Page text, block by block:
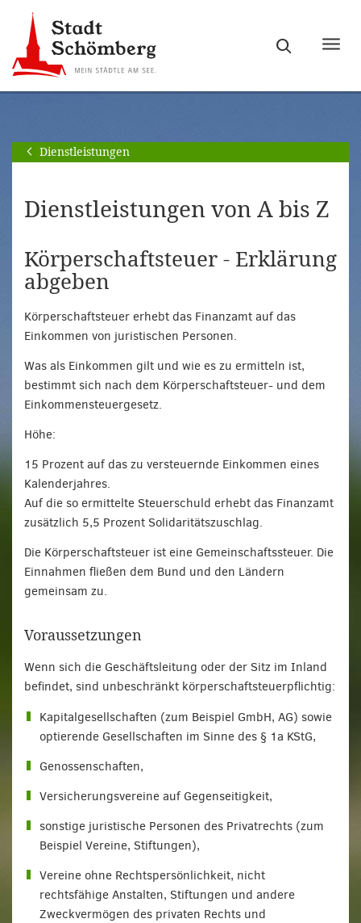
Hauptnavigation
springen
[Alt]+
Seiteninhalt
springen
[Alt]+
Dienstleistungen
Dienstleistungen von A bis Z
Körperschaftsteuer - Erklärung
abgeben
Körperschaftsteuer erhebt das Finanzamt auf das
Einkommen von juristischen Personen.
Was als Einkommen gilt und wie es zu ermitteln ist,
bestimmt sich nach dem Körperschaftsteuer- und dem
Einkommensteuergesetz.
Höhe:
15 Prozent auf das zu versteuernde Einkommen eines
Kalenderjahres.
Auf die so ermittelte Steuerschuld erhebt das Finanzamt
zusätzlich 5,5 Prozent Solidaritätszuschlag.
Die Körperschaftsteuer ist eine Gemeinschaftssteuer. Die
Einnahmen fließen dem Bund und den Ländern
gemeinsam zu.
Voraussetzungen
Wenn sich die Geschäftsleitung oder der Sitz im Inland
befindet, sind unbeschränkt körperschaftsteuerpflichtig:
Kapitalgesellschaften (zum Beispiel GmbH, AG) sowie
optierende Gesellschaften im Sinne des § 1a KStG,
Genossenschaften,
Versicherungsvereine auf Gegenseitigkeit,
sonstige juristische Personen des Privatrechts (zum
Beispiel Vereine, Stiftungen),
Vereine ohne Rechtspersönlichkeit, nicht
rechtsfähige Anstalten, Stiftungen und andere
Zweckvermögen des privaten Rechts und